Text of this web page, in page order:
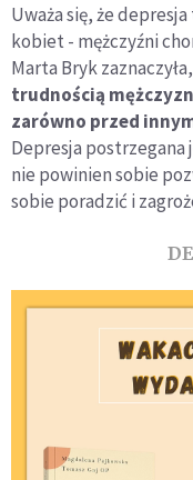
Uważa się, że
kobiet - mężczyźni
Marta Bryk
trudnością
zarówno przed
Depresja postrzegana
nie powinien sobie
sobie poradzić i